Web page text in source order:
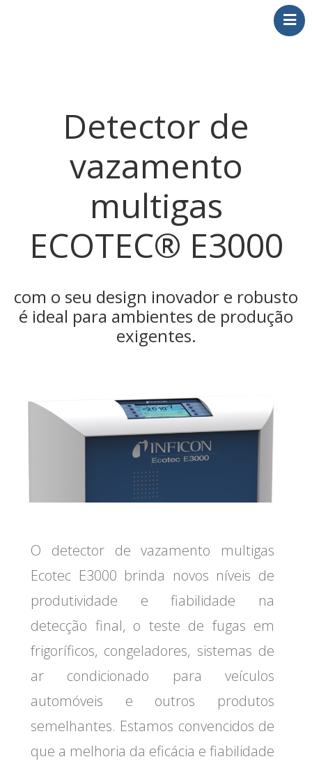
Detectores de vazamentos
Service Tools
Contato
Detector de
vazamento
multigas
ECOTEC® E3000
com o seu design inovador e robusto
é ideal para ambientes de produção
exigentes.
O detector de vazamento multigas
Ecotec E3000 brinda novos níveis de
produtividade e fiabilidade na
detecção final, o teste de fugas em
frigoríficos, congeladores, sistemas de
ar condicionado para veículos
automóveis e outros produtos
semelhantes. Estamos convencidos de
que a melhoria da eficácia e fiabilidade